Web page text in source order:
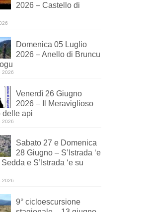
2026 – Castello di
Domenica 05 Luglio
2026 – Anello di Bruncu
2026
Venerdì 26 Giugno
2026 – Il Meraviglioso
delle api
2026
Sabato 27 e Domenica
28 Giugno – S’Istrada ‘e
Sedda e S’Istrada ‘e su
2026
9° cicloescursione